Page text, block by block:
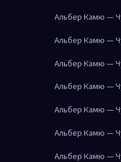
Альбер Камю —
Альбер Камю —
Альбер Камю —
Альбер Камю —
Альбер Камю —
Альбер Камю —
Альбер Камю —